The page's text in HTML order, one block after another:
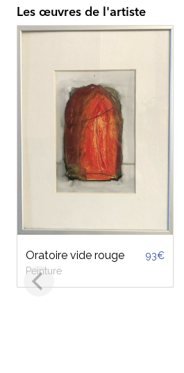
Les œuvres de l'artiste
93€
Monde animé, temps
modernes